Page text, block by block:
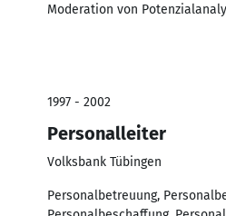
Moderation von
1997 - 2002
Personalleiter
Volksbank Tübingen
Personalbetreuung,